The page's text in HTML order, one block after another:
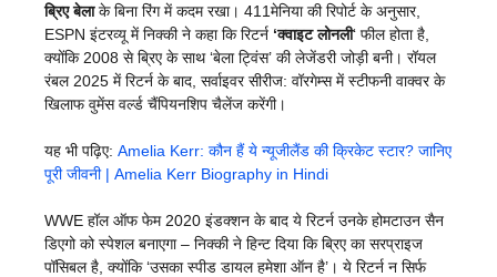
ब्रिए बेलाके बिना रिंग में कदम रखा। 411मेनिया की रिपोर्ट के अनुसार,
ESPN इंटरव्यू में निक्की ने कहा कि रिटर्न ‘क्वाइट लोनली‘ फील होता है,
क्योंकि 2008 से ब्रिए के साथ ‘बेला ट्विंस’ की लेजेंडरी जोड़ी बनी। रॉयल
रंबल 2025 में रिटर्न के बाद, सर्वाइवर सीरीज: वॉरगेम्स में स्टीफनी वाक्वर के
खिलाफ वुमेंस वर्ल्ड चैंपियनशिप चैलेंज करेंगी।
यह भी पढ़िए: Amelia Kerr: कौन हैं ये न्यूजीलैंड की क्रिकेट स्टार? जानिए
पूरी जीवनी | Amelia Kerr Biography in Hindi
WWE हॉल ऑफ फेम 2020 इंडक्शन के बाद ये रिटर्न उनके होमटाउन सैन
डिएगो को स्पेशल बनाएगा – निक्की ने हिन्ट दिया कि ब्रिए का सरप्राइज
पॉसिबल है, क्योंकि ‘उसका स्पीड डायल हमेशा ऑन है’। ये रिटर्न न सिर्फ